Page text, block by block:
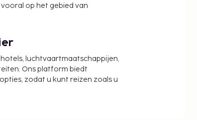
op het gebied van
luchtvaartmaatschappijen,
Ons platform biedt
zodat u kunt reizen zoals u